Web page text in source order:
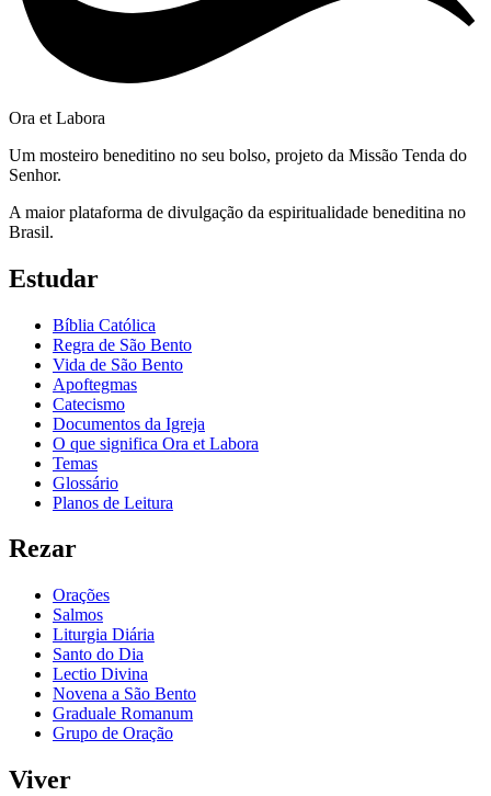
Ora et Labora
Um mosteiro beneditino no seu bolso, projeto da Missão Tenda do
Senhor.
A maior plataforma de divulgação da espiritualidade beneditina no
Brasil.
Estudar
Bíblia Católica
Regra de São Bento
Vida de São Bento
Apoftegmas
Catecismo
Documentos da Igreja
O que significa Ora et Labora
Temas
Glossário
Planos de Leitura
Rezar
Orações
Salmos
Liturgia Diária
Santo do Dia
Lectio Divina
Novena a São Bento
Graduale Romanum
Grupo de Oração
Viver